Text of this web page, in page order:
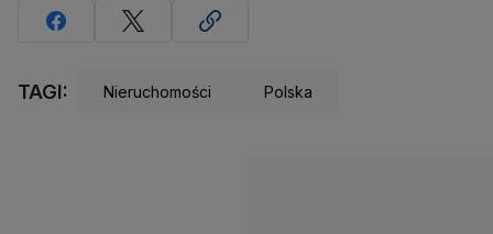
TAGI: Nieruchomości Polska